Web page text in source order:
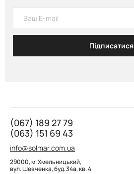
Підписатися
(067) 189 27 79
(063) 151 69 43
info@solmar.com.ua
29000, м. Хмельницький,
вул. Шевченка, буд. 34а, кв. 4